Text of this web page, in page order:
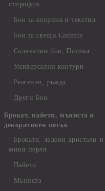
стирофом
Бои за коприна и текстил
Бои за свещи Cadence
Солвентни бои, Патина
Универсални контури
Реагенти, ръжда
Други Бои
Брокат, пайети, мъниста и
декоративен пясък
Брокати, ледени кристали и
мини перли
Пайети
Мъниста